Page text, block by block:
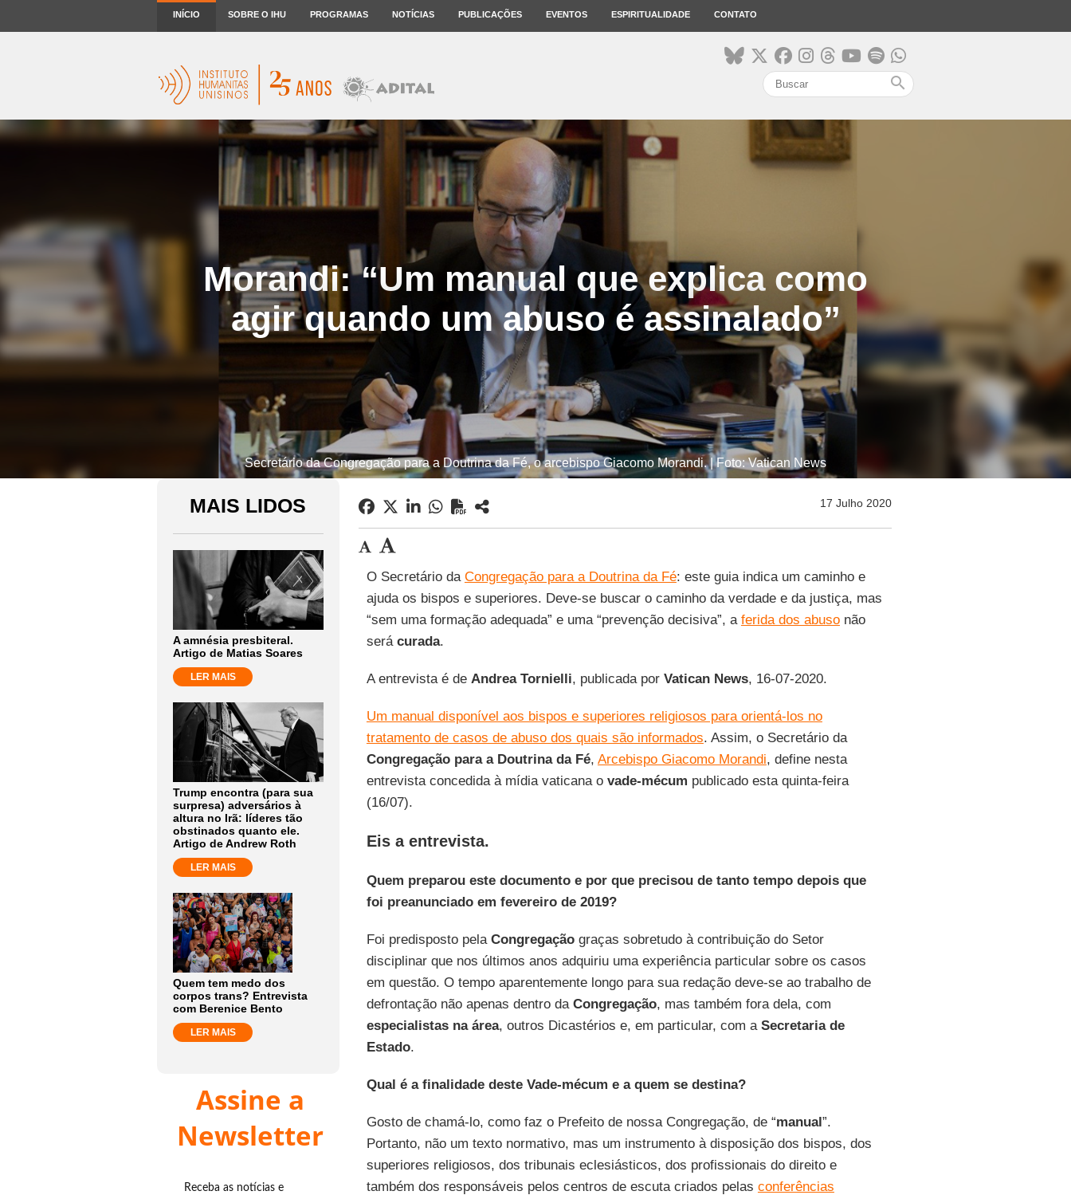
INÍCIO SOBRE O IHU PROGRAMAS NOTÍCIAS PUBLICAÇÕES EVENTOS ESPIRITUALIDADE CONTATO
search
Morandi: “Um manual que explica como
agir quando um abuso é assinalado”
Secretário da Congregação para a Doutrina da Fé, o arcebispo Giacomo Morandi. | Foto: Vatican News
MAIS LIDOS
A amnésia presbiteral.
Artigo de Matias Soares
LER MAIS
Trump encontra (para sua
surpresa) adversários à
altura no Irã: líderes tão
obstinados quanto ele.
Artigo de Andrew Roth
LER MAIS
Quem tem medo dos
corpos trans? Entrevista
com Berenice Bento
LER MAIS
Assine a
Newsletter
Receba as notícias e
17 Julho 2020
O Secretário da Congregação para a Doutrina da Fé: este guia indica um caminho e
ajuda os bispos e superiores. Deve-se buscar o caminho da verdade e da justiça, mas
“sem uma formação adequada” e uma “prevenção decisiva”, a ferida dos abusonão
será curada.
A entrevista é de Andrea Tornielli, publicada por Vatican News, 16-07-2020.
Um manual disponível aos bispos e superiores religiosos para orientá-los no
tratamento de casos de abuso dos quais são informados. Assim, o Secretário da
Congregação para a Doutrina da Fé, Arcebispo Giacomo Morandi, define nesta
entrevista concedida à mídia vaticana o vade-mécum publicado esta quinta-feira
(16/07).
Eis a entrevista.
Quem preparou este documento e por que precisou de tanto tempo depois que
foi preanunciado em fevereiro de 2019?
Foi predisposto pela Congregaçãograças sobretudo à contribuição do Setor
disciplinar que nos últimos anos adquiriu uma experiência particular sobre os casos
em questão. O tempo aparentemente longo para sua redação deve-se ao trabalho de
defrontação não apenas dentro da Congregação, mas também fora dela, com
especialistas na área, outros Dicastérios e, em particular, com aSecretaria de
Estado.
Qual é a finalidade deste Vade-mécum e a quem se destina?
Gosto de chamá-lo, como faz o Prefeito de nossa Congregação, de “manual”.
Portanto, não um texto normativo, mas um instrumento à disposição dos bispos, dos
superiores religiosos, dos tribunais eclesiásticos, dos profissionais do direito e
também dos responsáveis pelos centros de escuta criados pelas conferências